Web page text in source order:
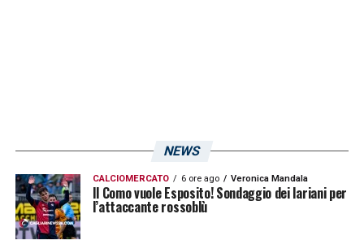
NEWS
CALCIOMERCATO 6 ore ago Veronica Mandala
Il Como vuole Esposito! Sondaggio dei lariani per
l’attaccante rossoblù